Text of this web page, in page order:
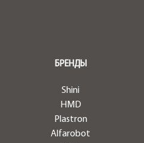
БРЕНДЫ
Shini
HMD
Plastron
Alfarobot